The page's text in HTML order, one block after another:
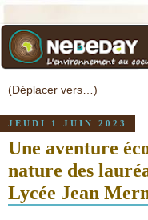
JEUDI 1 JUIN 2023
Une aventure
nature des
Lycée Jean